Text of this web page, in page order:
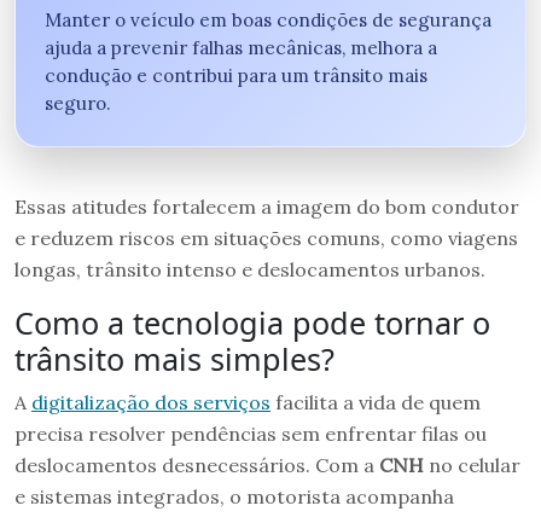
Manter o veículo em boas condições de segurança
ajuda a prevenir falhas mecânicas, melhora a
condução e contribui para um trânsito mais
seguro.
Essas atitudes fortalecem a imagem do bom condutor
e reduzem riscos em situações comuns, como viagens
longas, trânsito intenso e deslocamentos urbanos.
Como a tecnologia pode tornar o
trânsito mais simples?
A digitalização dos serviços facilita a vida de quem
precisa resolver pendências sem enfrentar filas ou
deslocamentos desnecessários. Com a CNH no celular
e sistemas integrados, o motorista acompanha